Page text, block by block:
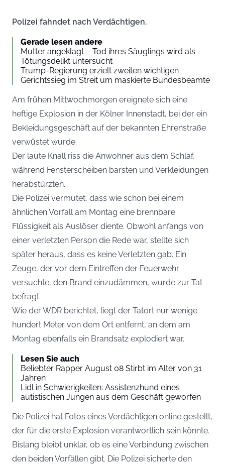
Polizei fahndet nach Verdächtigen.
Gerade lesen andere
Mutter angeklagt – Tod ihres Säuglings wird als
Tötungsdelikt untersucht
Trump-Regierung erzielt zweiten wichtigen
Gerichtssieg im Streit um maskierte Bundesbeamte
Am frühen Mittwochmorgen ereignete sich eine
heftige Explosion in der Kölner Innenstadt, bei der ein
Bekleidungsgeschäft auf der bekannten Ehrenstraße
verwüstet wurde.
Der laute Knall riss die Anwohner aus dem Schlaf,
während Fensterscheiben barsten und Verkleidungen
herabstürzten.
Die Polizei vermutet, dass wie schon bei einem
ähnlichen Vorfall am Montag eine brennbare
Flüssigkeit als Auslöser diente. Obwohl anfangs von
einer verletzten Person die Rede war, stellte sich
später heraus, dass es keine Verletzten gab. Ein
Zeuge, der vor dem Eintreffen der Feuerwehr
versuchte, den Brand einzudämmen, wurde zur Tat
befragt.
Wie derWDR berichtet, liegt der Tatort nur wenige
hundert Meter von dem Ort entfernt, an dem am
Montag ebenfalls ein Brandsatz explodiert war.
Lesen Sie auch
Beliebter Rapper August 08 Stirbt im Alter von 31
Jahren
Lidl in Schwierigkeiten: Assistenzhund eines
autistischen Jungen aus dem Geschäft geworfen
Die Polizei hat Fotos eines Verdächtigen online gestellt,
der für die erste Explosion verantwortlich sein könnte.
Bislang bleibt unklar, ob es eine Verbindung zwischen
den beiden Vorfällen gibt. Die Polizei sicherte den